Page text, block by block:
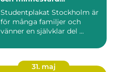
Studentplakat Stockholm är
för många familjer och
vänner en självklar del ...
31. maj